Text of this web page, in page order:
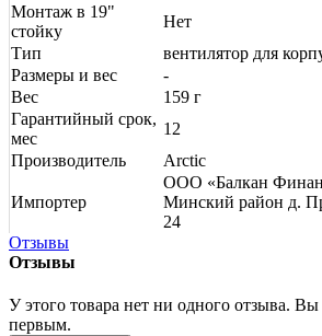
Монтаж в 19"
стойку
Нет
Тип
вентилятор для
Размеры и вес
-
Вес
159 г
Гарантийный срок,
мес
12
Производитель
Arctic
Импортер
ООО «Балкан
Минский район д.
24
Отзывы
Отзывы
У этого товара нет ни одного отзыва. Вы
первым.